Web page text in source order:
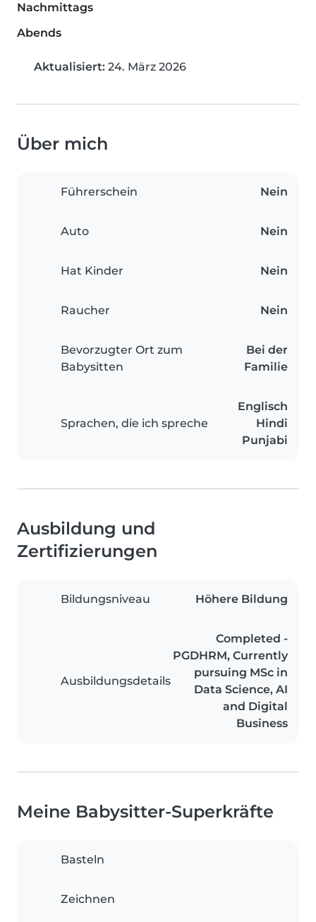
Nachmittags
Abends
Aktualisiert: 24. März 2026
Über mich
Führerschein Nein
Auto Nein
Hat Kinder Nein
Raucher Nein
Bevorzugter Ort zum
Babysitten
Bei der
Familie
Sprachen, die ich spreche
Englisch
Hindi
Punjabi
Ausbildung und
Zertifizierungen
Bildungsniveau Höhere Bildung
Ausbildungsdetails
Completed -
PGDHRM, Currently
pursuing MSc in
Data Science, AI
and Digital
Business
Meine Babysitter-Superkräfte
Basteln
Zeichnen